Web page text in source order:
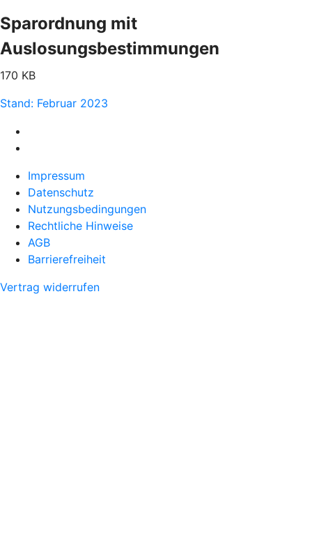
Sparordnung mit
Auslosungsbestimmungen
170 KB
Stand: Februar 2023
Impressum
Datenschutz
Nutzungsbedingungen
Rechtliche Hinweise
AGB
Barrierefreiheit
Vertrag widerrufen